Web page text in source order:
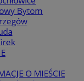
Bytom
O MIEŚCIE